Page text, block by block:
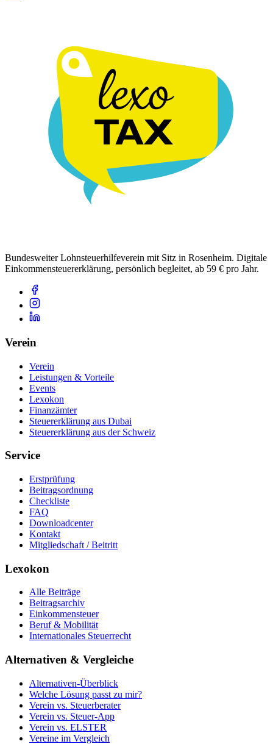
Bundesweiter Lohnsteuerhilfeverein mit Sitz in Rosenheim. Digitale
Einkommensteuererklärung, persönlich begleitet, ab 59 € pro Jahr.
Verein
Verein
Leistungen & Vorteile
Events
Lexokon
Finanzämter
Steuererklärung aus Dubai
Steuererklärung aus der Schweiz
Service
Erstprüfung
Beitragsordnung
Checkliste
FAQ
Downloadcenter
Kontakt
Mitgliedschaft / Beitritt
Lexokon
Alle Beiträge
Beitragsarchiv
Einkommensteuer
Beruf & Mobilität
Internationales Steuerrecht
Alternativen & Vergleiche
Alternativen-Überblick
Welche Lösung passt zu mir?
Verein vs. Steuerberater
Verein vs. Steuer-App
Verein vs. ELSTER
Vereine im Vergleich